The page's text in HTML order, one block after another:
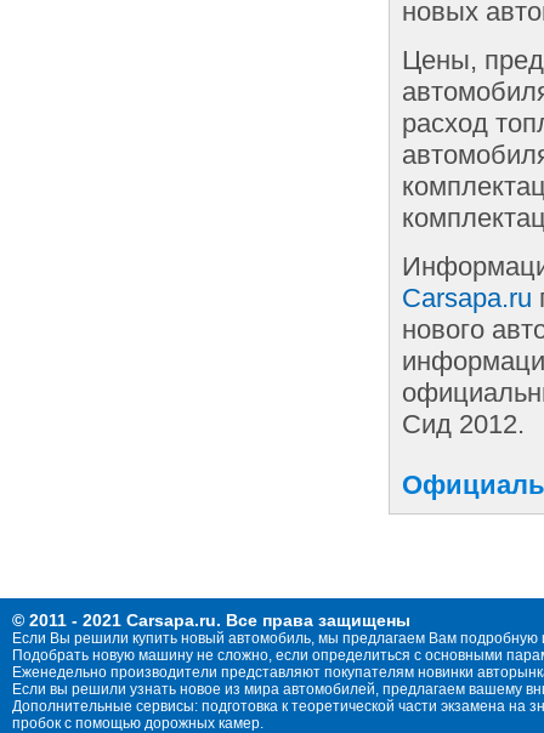
новых
Цены,
расход
Carsapa.ru
нового
Сид 2012.
© 2011 - 2021 Carsapa.ru. Все права защищены
Если Вы решили купить новый автомобиль, мы предлагаем Вам
Подобрать новую машину не сложно, если определиться с основными
Еженедельно производители представляют покупателям новинки
Если вы решили узнать новое из мира автомобилей, предлагаем вашему
Дополнительные сервисы: подготовка к теоретической части экзамена
пробок с помощью дорожных камер.